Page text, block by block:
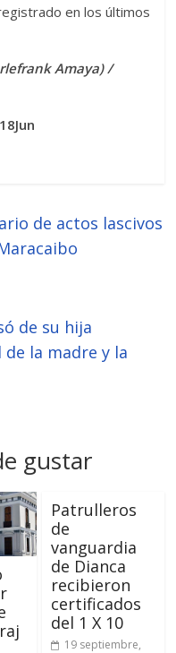
en los últimos
Amaya) /
de actos lascivos
de su hija
la madre y la
gustar
Patrulleros
de
vanguardia
de Dianca
recibieron
certificados
del 1 X 10
19 septiembre,